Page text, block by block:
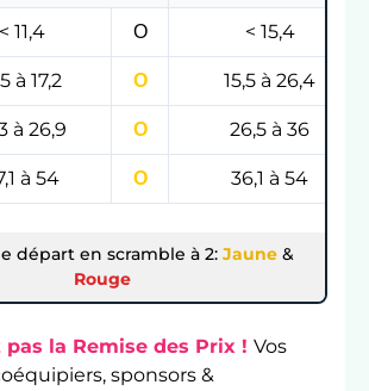
< 11,4 Ο < 15,4
à 17,2 Ο 15,5 à 26,4
à 26,9 Ο 26,5 à 36
à 54 Ο 36,1 à 54
départ en scramble à 2: Jaune &
Rouge
pas la Remise des Prix ! Vos
sponsors &